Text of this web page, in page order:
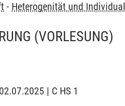
- Heterogenität und
(VORLESUNG)
| C HS 1